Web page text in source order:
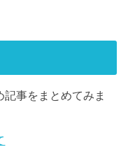
事をまとめてみま